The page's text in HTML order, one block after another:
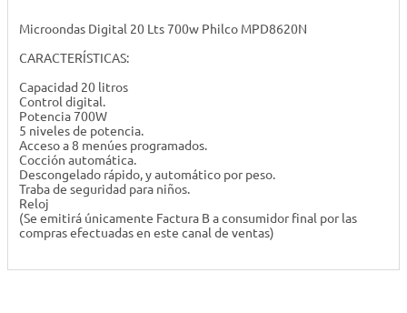
Microondas Digital 20 Lts 700w Philco MPD8620N
CARACTERÍSTICAS:
Capacidad 20 litros
Control digital.
Potencia 700W
5 niveles de potencia.
Acceso a 8 menúes programados.
Cocción automática.
Descongelado rápido, y automático por peso.
Traba de seguridad para niños.
Reloj
(Se emitirá únicamente Factura B a consumidor final por las
compras efectuadas en este canal de ventas)